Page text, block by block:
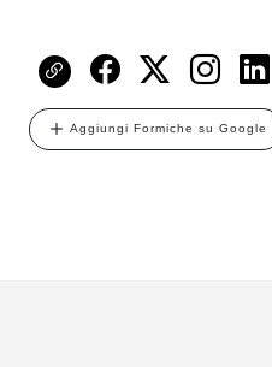
Aggiungi Formiche su Google